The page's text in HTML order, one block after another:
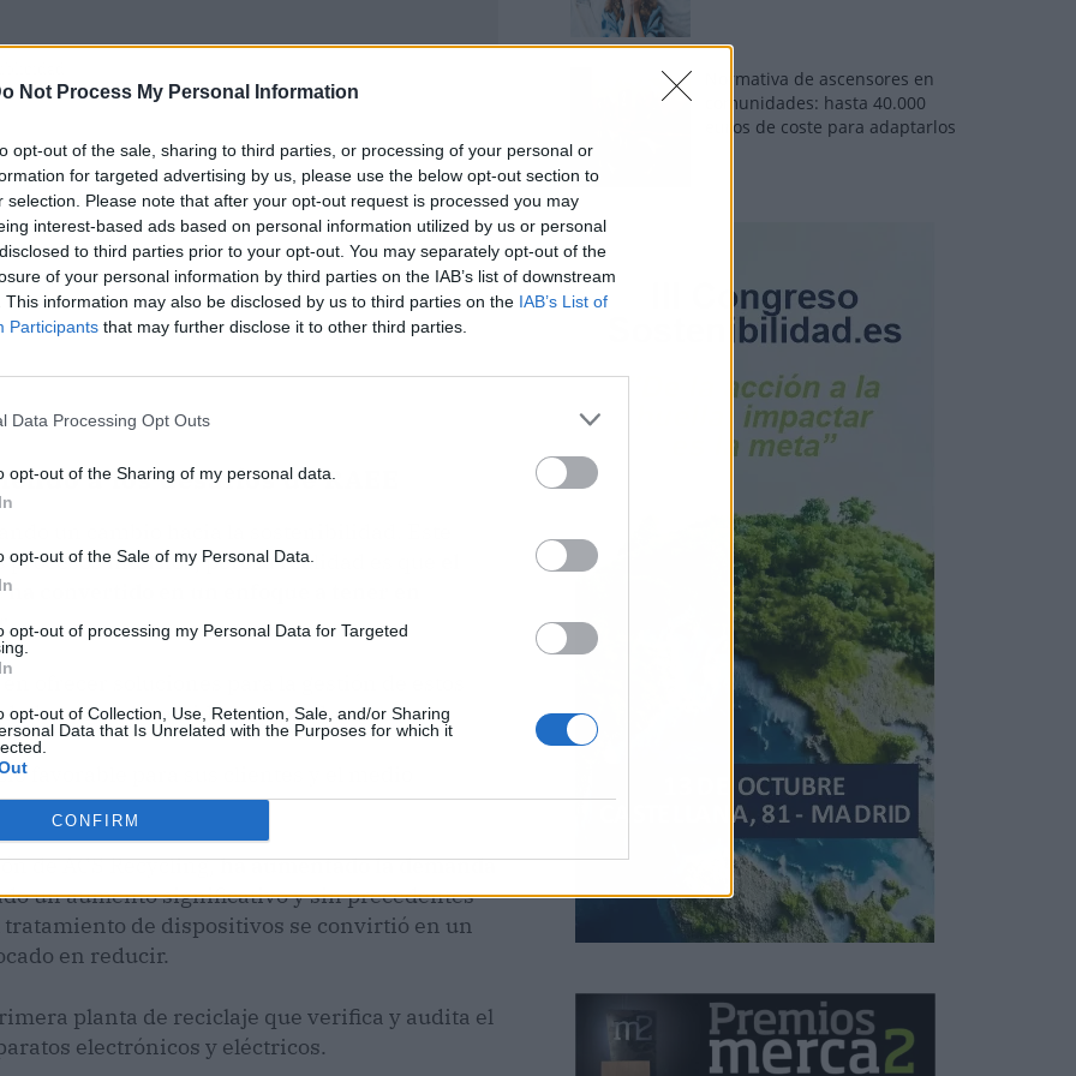
Not Process My Personal Information
opt-out of the sale, sharing to third parties, or processing of your personal or
for targeted advertising by us, please use the below opt-out section to
selection. Please note that after your opt-out request is processed you may
interest-based ads based on personal information utilized by us or personal
to third parties prior to your opt-out. You may separately opt-out of the
of your personal information by third parties on the IAB’s list of downstream
This information may also be disclosed by us to third parties on the IAB’s List of
Participants that may further disclose it to other third parties.
Data Processing Opt Outs
opt-out of the Sharing of my personal data.
opt-out of the Sale of my Personal Data.
opt-out of processing my Personal Data for Targeted
opt-out of Collection, Use, Retention, Sale, and/or Sharing
Data that Is Unrelated with the Purposes for which it
CONFIRM
a los desafíos de RAEE
un cambio hacia la sostenibilidad. Este
internos, pero la realidad es que
convertido en un enfoque a tener en
.
ofrecer soluciones para la gestión de estos
en los consumidores y productores.
favorable para sus clientes y el medio
de ACS Recycling,ha aumentado la demanda
un aumento significativo y sin precedentes
tratamiento de dispositivos se convirtió en un
en reducir.
planta de reciclaje que verifica y audita el
electrónicos y eléctricos.
Normativa de ascensores en
comunidades: hasta 40.000
euros de coste para adaptarlos